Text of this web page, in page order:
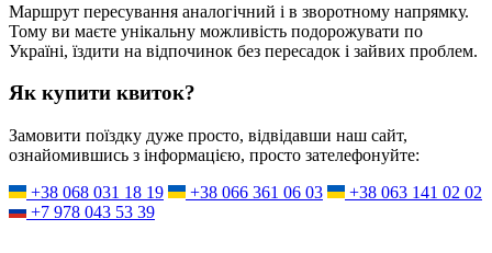
Маршрут пересування аналогічний і в зворотному напрямку.
Тому ви маєте унікальну можливість подорожувати по
Україні, їздити на відпочинок без пересадок і зайвих проблем.
Як купити квиток?
Замовити поїздку дуже просто, відвідавши наш сайт,
ознайомившись з інформацією, просто зателефонуйте:
+38 068 031 18 19
+38 066 361 06 03
+38 063 141 02 02
+7 978 043 53 39